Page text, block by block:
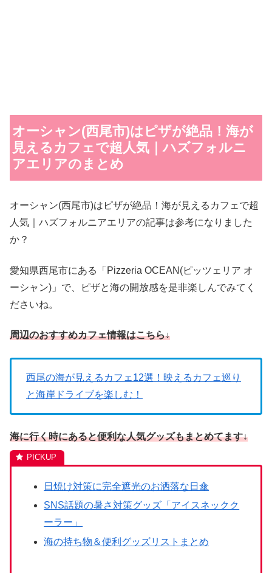
オーシャン(西尾市)はピザが絶品！海が
見えるカフェで超人気｜ハズフォルニ
アエリアのまとめ
オーシャン(西尾市)はピザが絶品！海が見えるカフェで超
人気｜ハズフォルニアエリアの記事は参考になりました
か？
愛知県西尾市にある「Pizzeria OCEAN(ピッツェリア オ
ーシャン)」で、ピザと海の開放感を是非楽しんでみてく
ださいね。
周辺のおすすめカフェ情報はこちら↓
西尾の海が見えるカフェ12選！映えるカフェ巡り
と海岸ドライブを楽しむ！
海に行く時にあると便利な人気グッズもまとめてます↓
日焼け対策に完全遮光のお洒落な日傘
SNS話題の暑さ対策グッズ「アイスネックク
ーラー」
海の持ち物＆便利グッズリストまとめ